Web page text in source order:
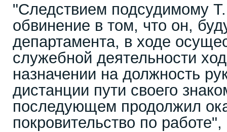
"Следствием подсудимому
обвинение в том, что он,
департамента, в ходе
служебной деятельности
назначении на должность
дистанции пути своего
последующем продолжил
покровительство по